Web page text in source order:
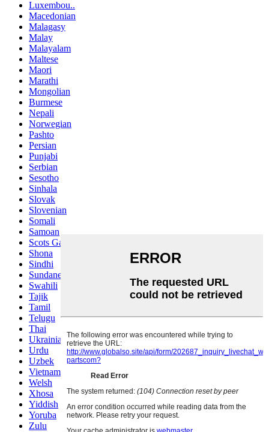
Luxembou..
Macedonian
Malagasy
Malay
Malayalam
Maltese
Maori
Marathi
Mongolian
Burmese
Nepali
Norwegian
Pashto
Persian
Punjabi
Serbian
Sesotho
Sinhala
Slovak
Slovenian
Somali
Samoan
Scots Gaelic
Shona
Sindhi
Sundanese
Swahili
Tajik
Tamil
Telugu
Thai
Ukrainian
Urdu
Uzbek
Vietnamese
Welsh
Xhosa
Yiddish
Yoruba
Zulu